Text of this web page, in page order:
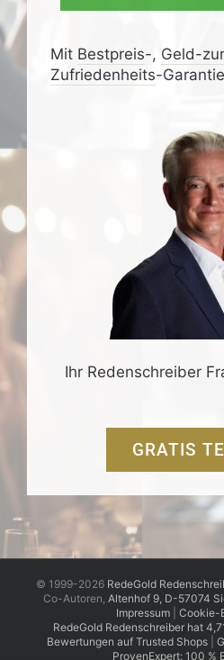
Mit Bestpreis-, Geld-
Zufrieden­­heits-
Ihr Redenschreiber
GRATIS
© 1999-2026 RedeGold
Co-Autoren, Altenhof 9, D-57074
Impressum| Cookie-
RedeGold Redenschreiber hat
Bewertungen auf Trusted Shops|
ProvenExpert: 100 %